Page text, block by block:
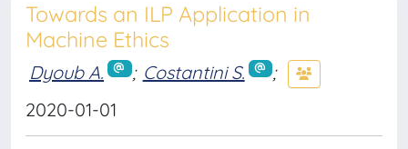
Towards an ILP Application in
Machine Ethics
Dyoub A. ; Costantini S.
;
2020-01-01